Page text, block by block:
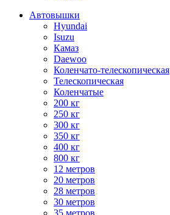
Автовышки
Hyundai
Isuzu
Камаз
Daewoo
Коленчато-телескопическая
Телескопическая
Коленчатые
200 кг
250 кг
300 кг
350 кг
400 кг
800 кг
12 метров
20 метров
28 метров
30 метров
35 метров